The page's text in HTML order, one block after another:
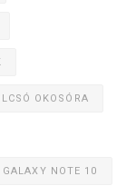
OKOSÓRA
NOTE 10